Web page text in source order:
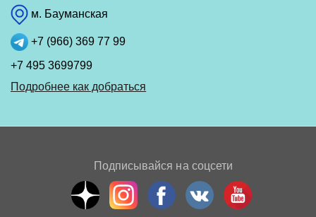
м. Бауманская
+7 (966) 369 77 99
+7 495 3699799
Подробнее как добраться
Подписывайся на соцсети